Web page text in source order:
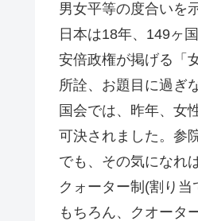
男女平等の度合いを
日本は18年、149ヶ
安倍政権が掲げる「
所詮、お題目に過ぎ
国会では、昨年、女
可決されました。参
でも、その気になれ
クォーター制(割り当
もちろん、クオータ